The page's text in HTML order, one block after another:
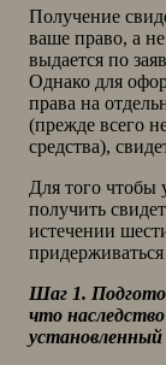
Получение
ваше право, а не
выдается по
Однако для
права на
(прежде всего
средства),
Для того чтобы
получить
истечении
Шаг 1.
что
установленный